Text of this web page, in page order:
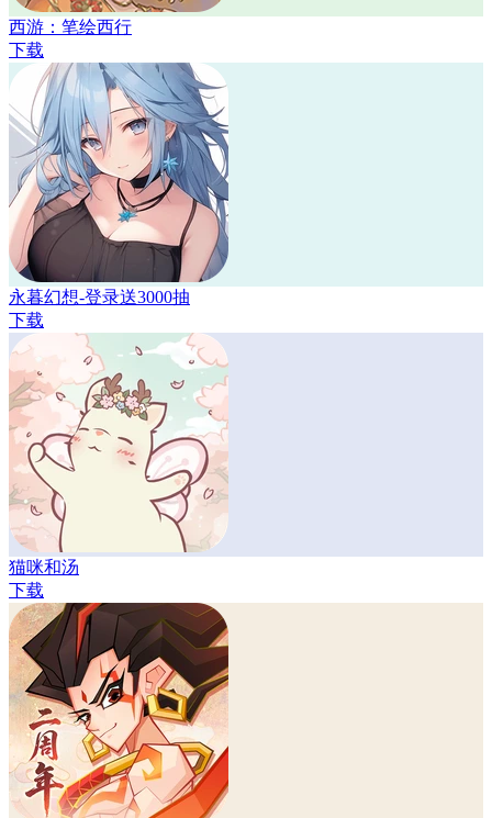
西游：笔绘西行
下载
永暮幻想-登录送3000抽
下载
猫咪和汤
下载